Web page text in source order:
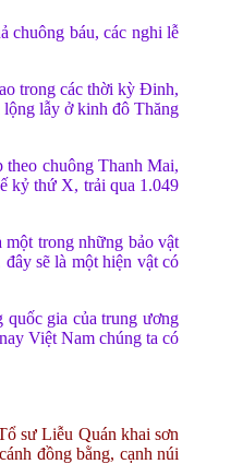
chuông báu, các nghi lễ
trong các thời kỳ Ðinh,
lẫy ở kinh đô Thăng
theo chuông Thanh Mai,
kỷ thứ X, trải qua 1.049
trong những bảo vật
sẽ là một hiện vật có
quốc gia của trung ương
Việt Nam chúng ta có
sư Liễu Quán khai sơn
đồng bằng, cạnh núi